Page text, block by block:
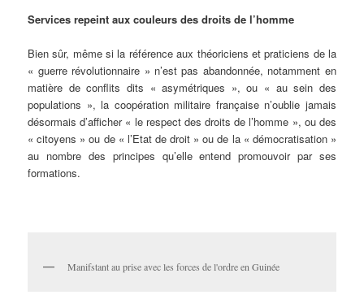
Services repeint aux couleurs des droits de l’homme
Bien sûr, même si la référence aux théoriciens et praticiens de la
« guerre révolutionnaire » n’est pas abandonnée, notamment en
matière de conflits dits « asymétriques », ou « au sein des
populations », la coopération militaire française n’oublie jamais
désormais d’afficher « le respect des droits de l’homme », ou des
« citoyens » ou de « l’Etat de droit » ou de la « démocratisation »
au nombre des principes qu’elle entend promouvoir par ses
formations.
Manifstant au prise avec les forces de l'ordre en Guinée